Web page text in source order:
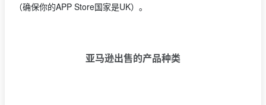
（确保你的APP Store国家是UK）。
亚马逊出售的产品种类